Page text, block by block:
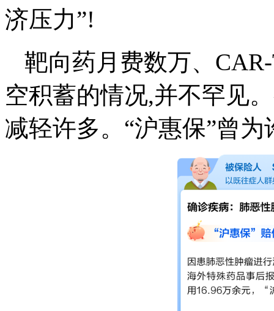
济压力”!
靶向药月费数万、
空积蓄的情况,并不罕见
减轻许多。“沪惠保”曾